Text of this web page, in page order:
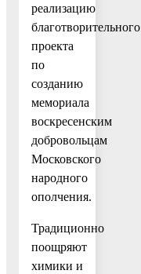
реализацию
благотворительного
проекта
по
созданию
мемориала
воскресенским
добровольцам
Московского
народного
ополчения.
Традиционно
поощряют
химики и